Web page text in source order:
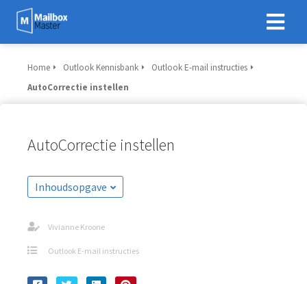
Home Outlook Kennisbank
Outlook E-mail instructies
AutoCorrectie instellen
AutoCorrectie instellen
Inhoudsopgave
Vivianne Kroone
Outlook E-mail instructies